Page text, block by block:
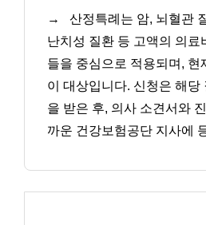
→
산정특례는 암, 뇌혈관
난치성 질환 등 고액의 의료
들을 중심으로 적용되며, 현
이 대상입니다. 신청은 해당
을 받은 후, 의사 소견서와
까운 건강보험공단 지사에